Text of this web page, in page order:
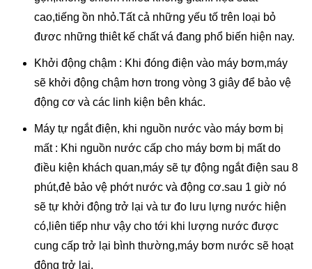
cao,tiếng ồn nhỏ.Tất cả những yếu tố trên loại bỏ
đươc những thiêt kế chất vá đang phổ biến hiện nay.
Khởi động chậm : Khi đóng điện vào máy bơm,máy
sẽ khởi động chậm hơn trong vòng 3 giây để bảo vệ
động cơ và các linh kiện bên khác.
Máy tự ngắt điện, khi nguồn nước vào máy bơm bị
mất : Khi nguồn nước cấp cho máy bơm bị mất do
điều kiện khách quan,máy sẽ tự động ngắt điện sau 8
phút,đẻ bảo vệ phớt nước và động cơ.sau 1 giờ nó
sẽ tự khởi động trở lại và tư đo lưu lựng nước hiện
có,liên tiếp như vậy cho tới khi lượng nước được
cung cấp trở lại bình thường,máy bơm nước sẽ hoạt
động trở lại.